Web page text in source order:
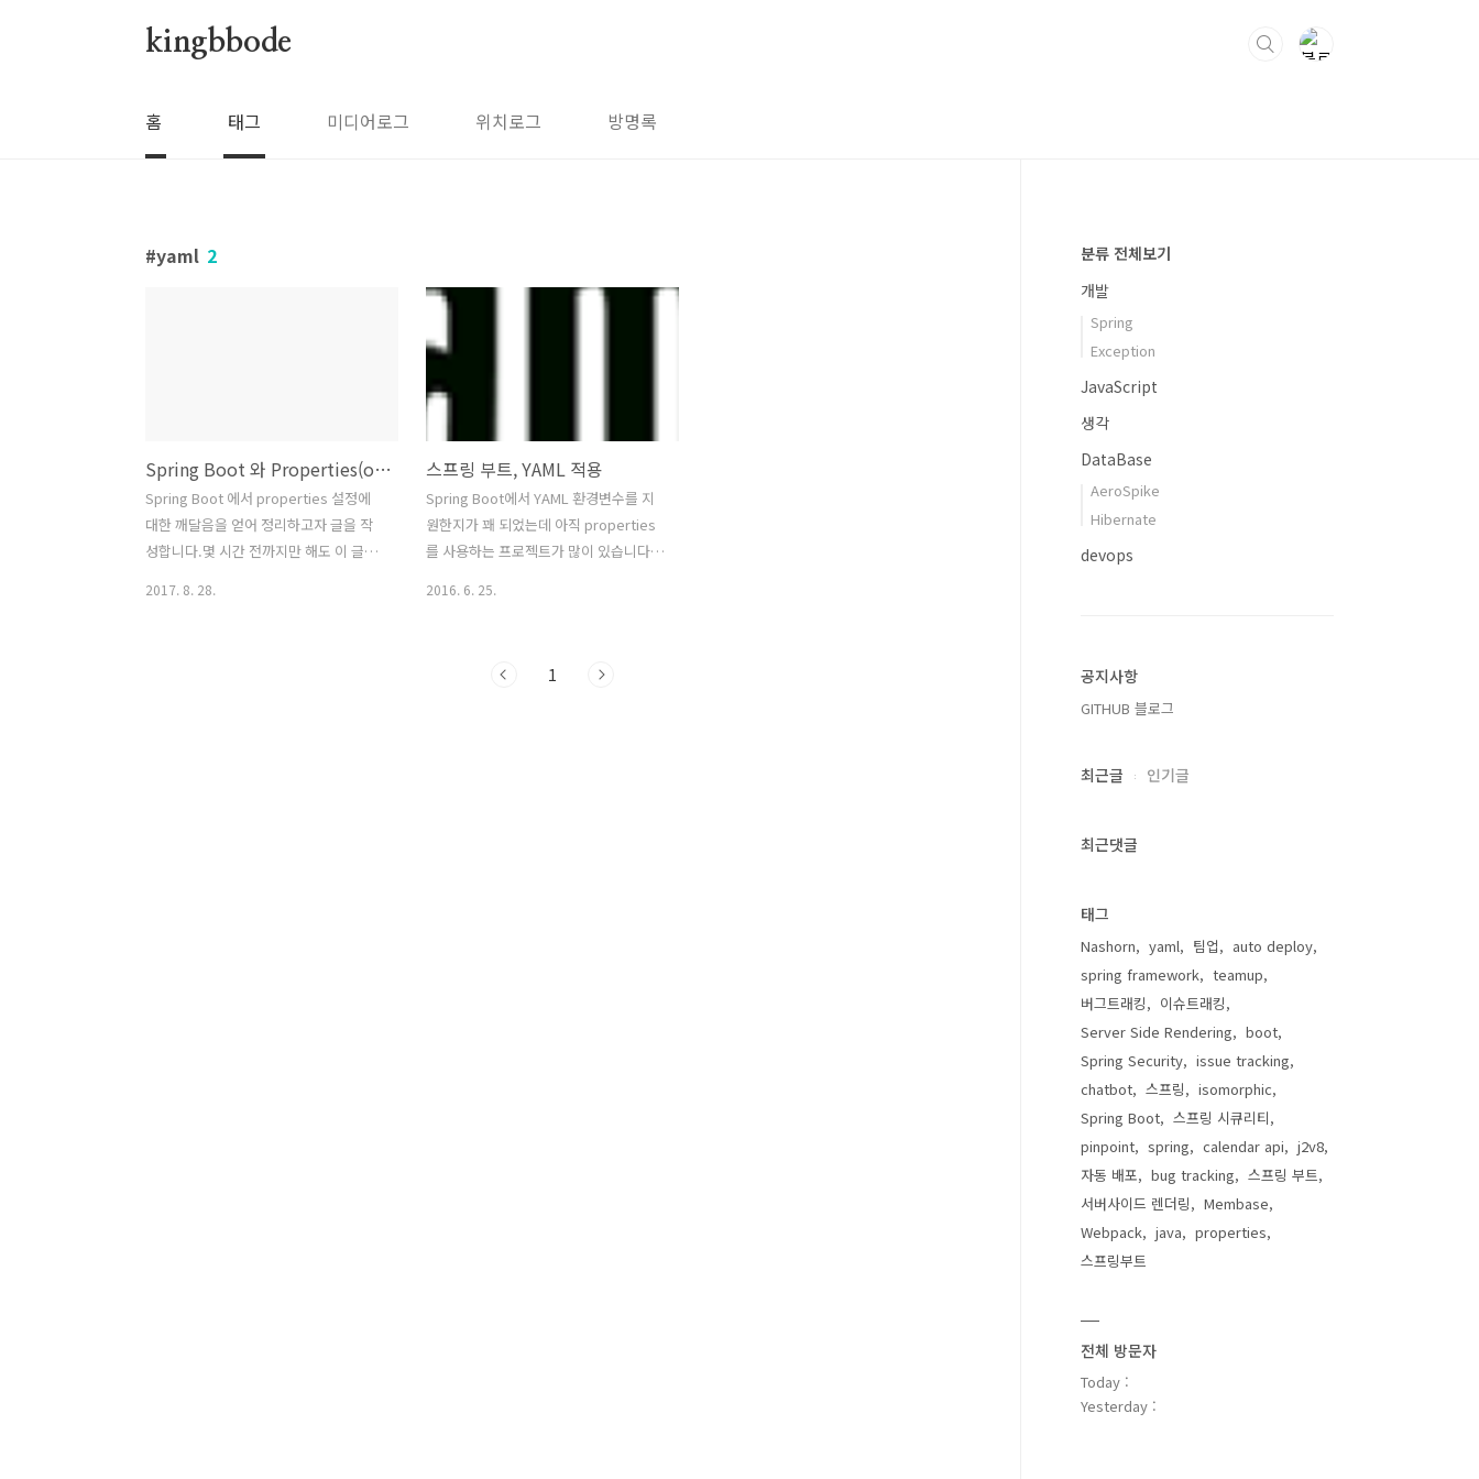
kingbbode
홈 태그 미디어로그 위치로그 방명록
yaml 2
Spring Boot 와 Properties(or Yaml) Environment
Spring Boot 에서 properties 설정에
대한 깨달음을 얻어 정리하고자 글을 작
성합니다.몇 시간 전까지만 해도 이 글은
2017. 8. 28.
스프링 부트, YAML 적용
Spring Boot에서 YAML 환경변수를 지
원한지가 꽤 되었는데 아직 properties
를 사용하는 프로젝트가 많이 있습니다.
개념을 얻어 만들어진 '사람이 쉽게 읽을
2016. 6. 25.
1
분류 전체보기
개발
Spring
Exception
JavaScript
생각
DataBase
AeroSpike
Hibernate
devops
공지사항
GITHUB 블로그
최근글 인기글
최근댓글
태그
Nashorn yaml 팀업
auto deploy
spring framework
teamup
버그트래킹
이슈트래킹
Server Side Rendering
boot
Spring Security
issue tracking
chatbot
스프링
isomorphic
Spring Boot
스프링 시큐리티
pinpoint
spring calendar api
j2v8
자동 배포
bug tracking
스프링 부트
서버사이드 렌더링
Membase
Webpack
java
properties
스프링부트
전체 방문자
Today :
Yesterday :